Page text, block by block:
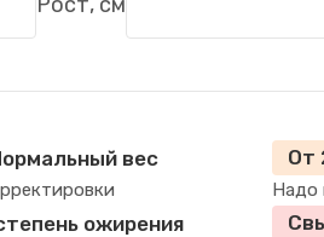
вес От
Надо
ожирения